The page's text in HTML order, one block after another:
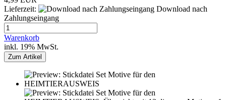
Lieferzeit:
Download nach
Zahlungseingang
Warenkorb
inkl. 19% MwSt.
Zum Artikel